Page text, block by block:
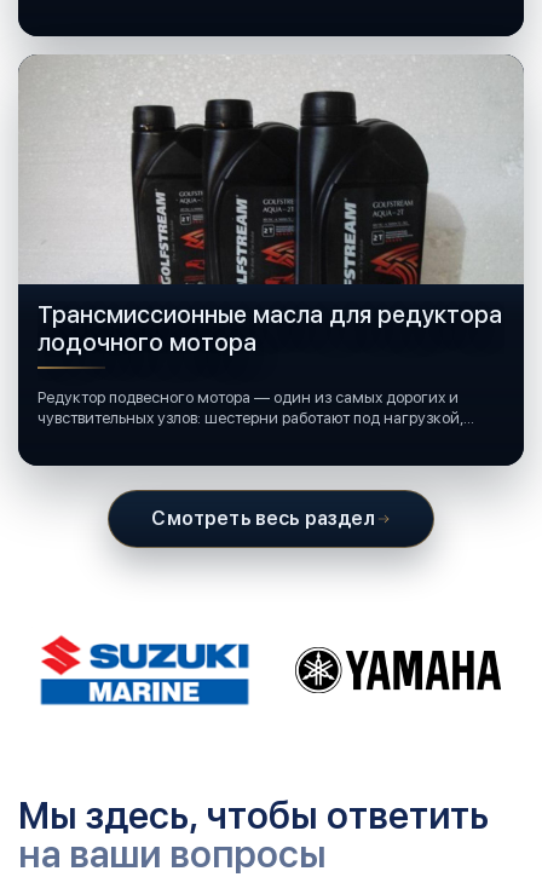
Трансмиссионные масла для редуктора
лодочного мотора
Редуктор подвесного мотора — один из самых дорогих и
чувствительных узлов: шестерни работают под нагрузкой,
Смотреть весь раздел
Мы здесь, чтобы ответить
на ваши вопросы